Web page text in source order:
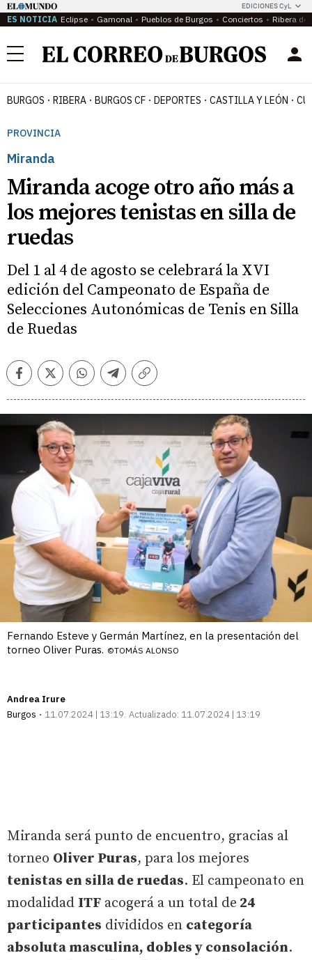
EDICIONES CyL
ES NOTICIA Eclipse Gamonal Pueblos de Burgos Conciertos Ribera del
Menú
BURGOS RIBERA BURGOS CF DEPORTES CASTILLA Y LEÓN
PROVINCIA
Miranda
Miranda acoge otro año más a
los mejores tenistas en silla de
ruedas
Del 1 al 4 de agosto se celebrará la XVI
edición del Campeonato de España de
Selecciones Autonómicas de Tenis en Silla
de Ruedas
FacebookTwitterWhatsappTelegramCopiar
Fernando Esteve y Germán Martínez, en la presentación del
torneo Oliver Puras. ©TOMÁS ALONSO
Andrea Irure
Burgos
11.07.2024 | 13:19 Actualizado: 11.07.2024 | 13:19
Miranda será punto de encuentro, gracias al
torneo Oliver Puras, para los mejores
tenistas en silla de ruedas. El campeonato en
modalidad ITF acogerá a un total de 24
participantes divididos en categoría
absoluta masculina, dobles y consolación.